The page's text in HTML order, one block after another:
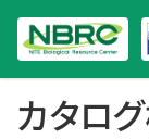
カタロ